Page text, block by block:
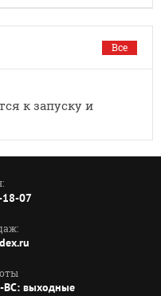
Все
к запуску и
07
выходные